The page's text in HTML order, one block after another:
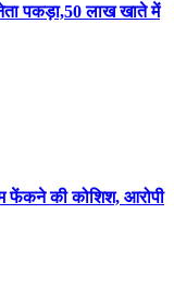
पकड़ा,50 लाख खाते में
फेंकने की कोशिश, आरोपी